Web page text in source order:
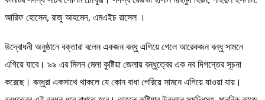
আরিফ হোসেন, রাজু আহমেদ, এমএইচ রাসেল ।
উদ্বোধনী অনুষ্ঠানে বক্তারা বলেন একজন বন্ধু এগিয়ে গেলে আরেকজন বন্ধু সামনে
এগিয়ে যাবে। ৯৯ এর মিলন মেলা কুষ্টিয়া জেলায় বন্ধুত্বের এক নব দিগন্তের সূচনা
করেছে। বন্ধুরা একসাথে থাকলে যে কোন বাধা পেরিয়ে সামনে এগিয়ে যাওয়া যায়।